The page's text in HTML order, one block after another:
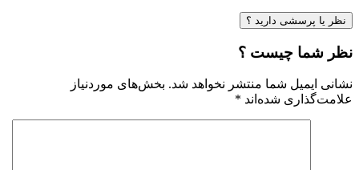
نظر یا پرسشی دارید ؟
نظر شما چیست ؟
نشانی ایمیل شما منتشر نخواهد شد. بخش‌های موردنیاز
علامت‌گذاری شده‌اند *